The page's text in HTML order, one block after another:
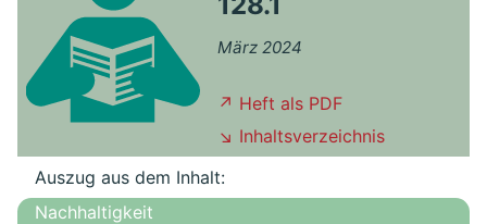
März 2024
↗ Heft als PDF
↘ Inhaltsverzeichnis
Auszug aus dem Inhalt:
Nachhaltigkeit